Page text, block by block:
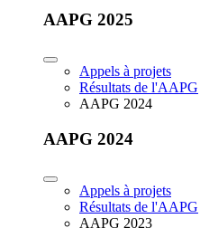
AAPG 2025
Appels à projets
Résultats de l'AAPG
AAPG 2024
AAPG 2024
Appels à projets
Résultats de l'AAPG
AAPG 2023